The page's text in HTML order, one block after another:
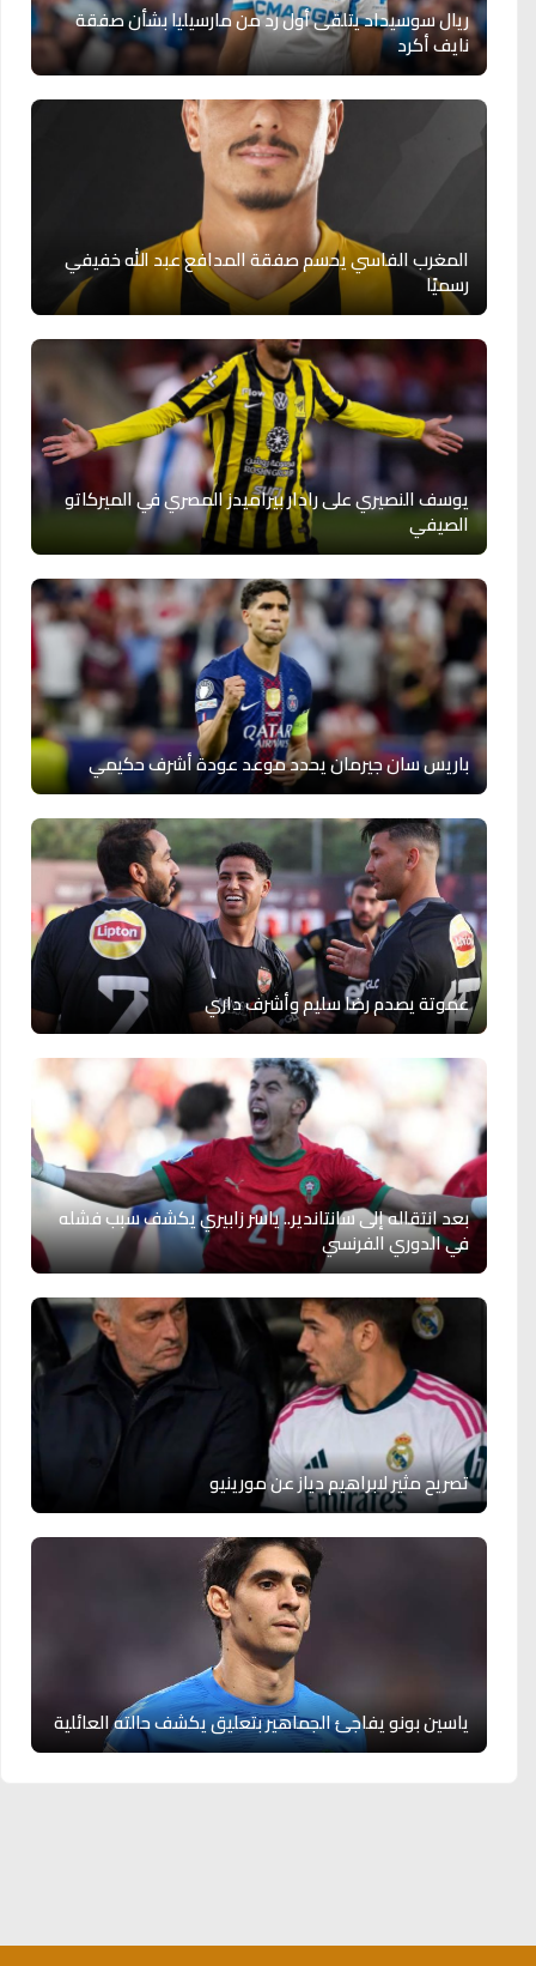
ريال سوسيداد يتلقى أول رد من مارسيليا بشأن صفقة
نايف أكرد
المغرب الفاسي يحسم صفقة المدافع عبد الله خفيفي
رسميًا
يوسف النصيري على رادار بيراميدز المصري في الميركاتو
الصيفي
باريس سان جيرمان يحدد موعد عودة أشرف حكيمي
عموتة يصدم رضا سليم وأشرف داري
بعد انتقاله إلى سانتاندير.. ياسر زابيري يكشف سبب فشله
في الدوري الفرنسي
تصريح مثير لابراهيم دياز عن مورينيو
ياسين بونو يفاجئ الجماهير بتعليق يكشف حالته العائلية